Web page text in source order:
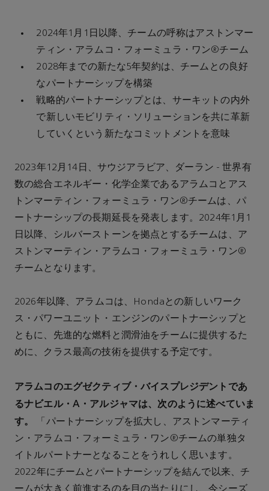
2024年1月1日以降、チームの呼称はアストンマー
ティン・アラムコ・フォーミュラ・ワン®チーム
2028年までの新たな5年契約は、チームとの良好
なパートナーシップを構築
戦略的パートナーシップとは、サーキットの内外
で新しいモビリティ・ソリューションを共に革新
していくという新たなコミットメントを意味
2023年12月14日、サウジアラビア、ダーラン - 世界有
数の総合エネルギー・化学企業であるアラムコとアス
トンマーティン・フォーミュラ・ワン®チームは、パ
ートナーシップの長期延長を発表します。2024年1月1
日以降、シルバーストーンを拠点とするチームは、ア
ストンマーティン・アラムコ・フォーミュラ・ワン®
チームとなります。
2026年以降、アラムコは、Hondaとの新しいワーク
ス・パワーユニット・エンジンのパートナーシップと
ともに、先進的な燃料と潤滑油をチームに提供するた
めに、クラス最高の技術を提供する予定です。
アラムコのエグゼクティブ・バイスプレジデントであ
るナビエル・A ・アルジャマは、次のように述べていま
す。
「パートナーシップを拡大し、アストンマーティ
ン・アラムコ・フォーミュラ・ワン®チームの単独タ
イトルパートナーとなることをうれしく思います。
2022年にチームとパートナーシップを結んで以来、チ
ームが大きく前進するのを目の当たりにし、今シーズ